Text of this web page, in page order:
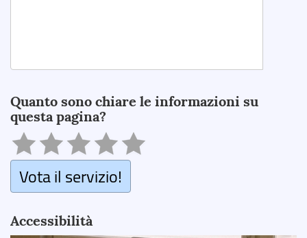
Quanto sono chiare le informazioni su
questa pagina?
Vota il servizio!
Accessibilità